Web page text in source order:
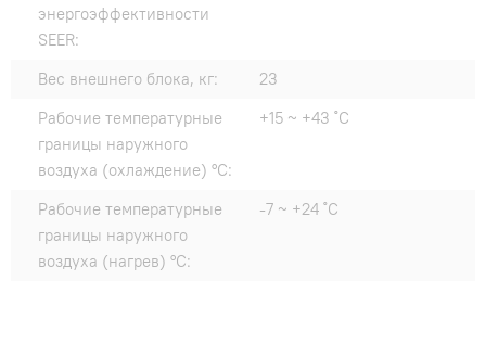
энергоэффективности
SEER:
Вес внешнего блока, кг:
23
Рабочие температурные
границы наружного
воздуха (охлаждение) °C:
+15 ~ +43 ˚С
Рабочие температурные
границы наружного
воздуха (нагрев) °C:
-7 ~ +24 ˚С